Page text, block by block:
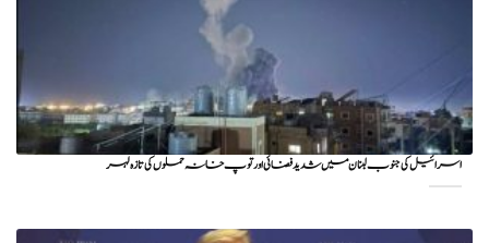
اسرائیل کی جنوب لبنان میں شدید فضائی اور توپ خانہ حملوں کی تازہ لہر